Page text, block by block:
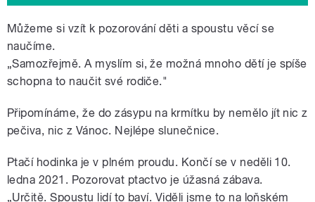
Můžeme si vzít k pozorování děti a spoustu věcí se
naučíme.
„Samozřejmě. A myslím si, že možná mnoho dětí je spíše
schopna to naučit své rodiče."
Připomínáme, že do zásypu na krmítku by nemělo jít nic z
pečiva, nic z Vánoc. Nejlépe slunečnice.
Ptačí hodinka je v plném proudu. Končí se v neděli 10.
ledna 2021. Pozorovat ptactvo je úžasná zábava.
„Určitě. Spoustu lidí to baví. Viděli jsme to na loňském